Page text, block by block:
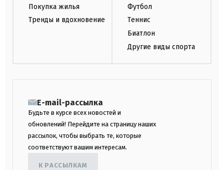
Покупка жилья
Тренды и вдохновение
Футбол
Теннис
Биатлон
Другие виды спорта
E-mail-рассылка
Будьте в курсе всех новостей и
обновлений! Перейдите на страницу наших
рассылок, чтобы выбрать те, которые
соответствуют вашим интересам.
К РАССЫЛКАМ